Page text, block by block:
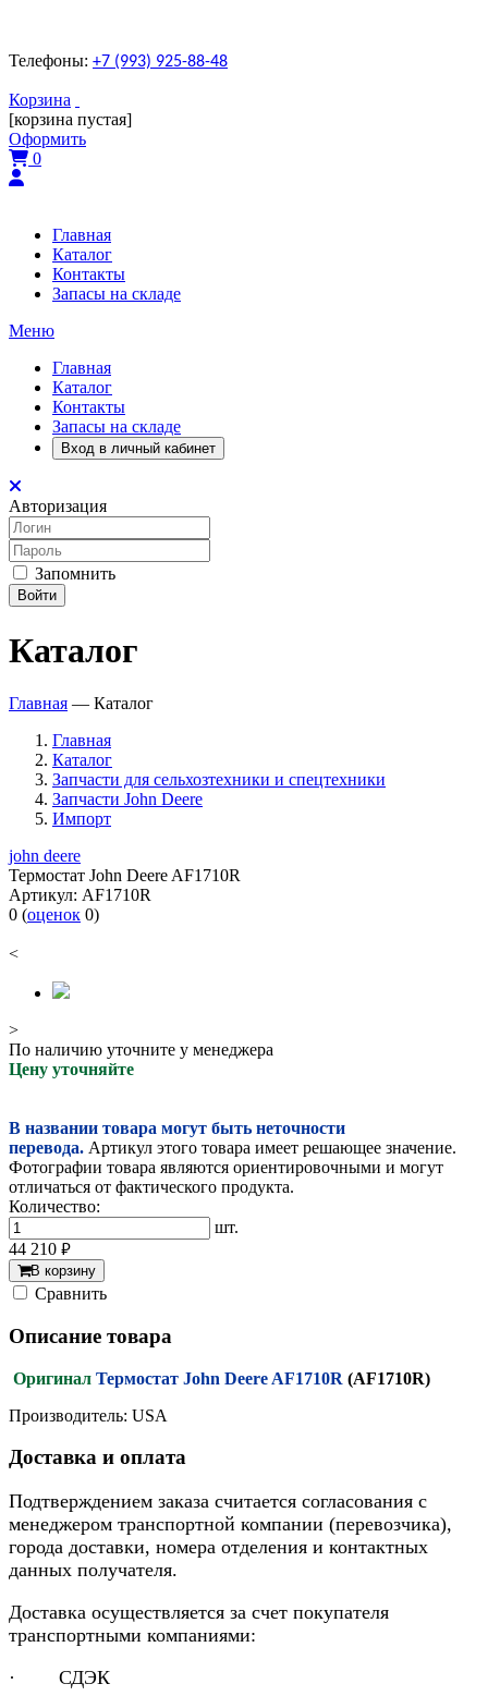
Телефоны: +7 (993) 925-88-48
Корзина
[корзина пустая]
Оформить
0
Главная
Каталог
Контакты
Запасы на складе
Меню
Главная
Каталог
Контакты
Запасы на складе
Вход в личный кабинет
Авторизация
Запомнить
Войти
Каталог
Главная — Каталог
Главная
Каталог
Запчасти для сельхозтехники и спецтехники
Запчасти John Deere
Импорт
john deere
Термостат John Deere AF1710R
Артикул: AF1710R
0 (оценок 0)
<
>
По наличию уточните у менеджера
Цену уточняйте
В названии товара могут быть неточности
перевода. Артикул этого товара имеет решающее значение.
Фотографии товара являются ориентировочными и могут
отличаться от фактического продукта.
Количество:
шт.
44 210 руб.
В корзину
Cравнить
Описание товара
Оригинал Термостат John Deere AF1710R (AF1710R)
Производитель: USA
Доставка и оплата
Подтверждением заказа считается согласования с
менеджером транспортной компании (перевозчика),
города доставки, номера отделения и контактных
данных получателя.
Доставка осуществляется за счет покупателя
транспортными компаниями:
· СДЭК